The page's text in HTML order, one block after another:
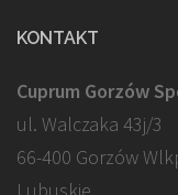
KONTAKT
Cuprum Gorzów
ul. Walczaka 43j/3
66-400 Gorzów